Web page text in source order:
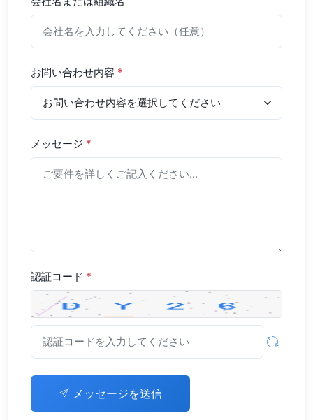
お問い合わせ内容 *
メッセージ *
認証コード *
メッセージを送信